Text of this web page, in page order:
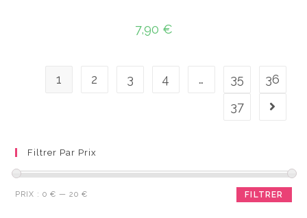
7,90 €
1 2 3 4 … 35
36
37
Filtrer Par Prix
Prix
Prix
FILTRER
PRIX :0 € —20 €